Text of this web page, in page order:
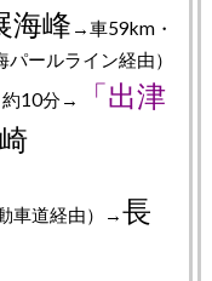
海峰 →車59km・
ールライン経由）
10分→
「出津
車道経由）→長